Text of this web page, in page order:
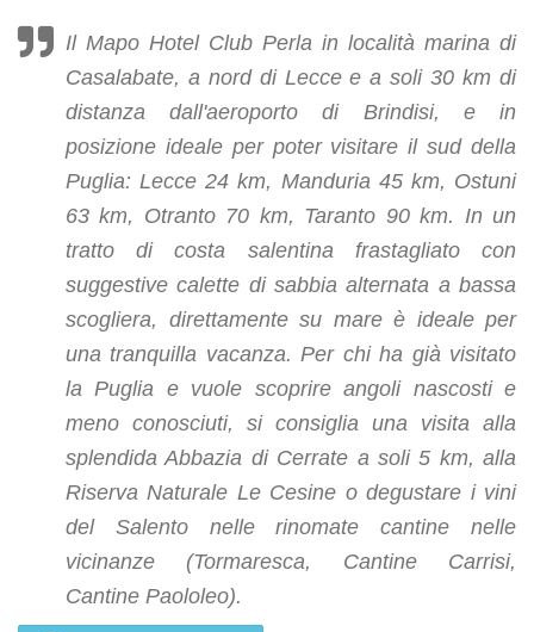
Il Mapo Hotel Club Perla in località marina di
Casalabate, a nord di Lecce e a soli 30 km di
distanza dall'aeroporto di Brindisi, e in
posizione ideale per poter visitare il sud della
Puglia: Lecce 24 km, Manduria 45 km, Ostuni
63 km, Otranto 70 km, Taranto 90 km. In un
tratto di costa salentina frastagliato con
suggestive calette di sabbia alternata a bassa
scogliera, direttamente su mare è ideale per
una tranquilla vacanza. Per chi ha già visitato
la Puglia e vuole scoprire angoli nascosti e
meno conosciuti, si consiglia una visita alla
splendida Abbazia di Cerrate a soli 5 km, alla
Riserva Naturale Le Cesine o degustare i vini
del Salento nelle rinomate cantine nelle
vicinanze (Tormaresca, Cantine Carrisi,
Cantine Paololeo).